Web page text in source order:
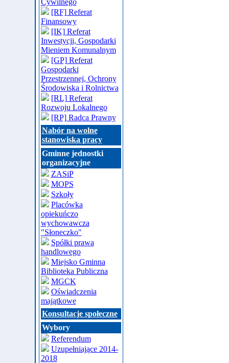
Cywilnego
[RF] Referat
Finansowy
[IK] Referat
Inwestycji, Gospodarki
Mieniem Komunalnym
[GP] Referat
Gospodarki
Przestrzennej, Ochrony
Środowiska i Rolnictwa
[RL] Referat
Rozwoju Lokalnego
[RP] Radca Prawny
Nabór na wolne
stanowiska pracy
Gminne jednostki
organizacyjne
ZASiP
MOPS
Szkoły
Placówka
opiekuńczo
wychowawcza
"Słoneczko"
Spółki prawa
handlowego
Miejsko Gminna
Biblioteka Publiczna
MGCK
Oświadczenia
majątkowe
Konsultacje społeczne
Wybory
Referendum
Uzupełniające 2014-
2018